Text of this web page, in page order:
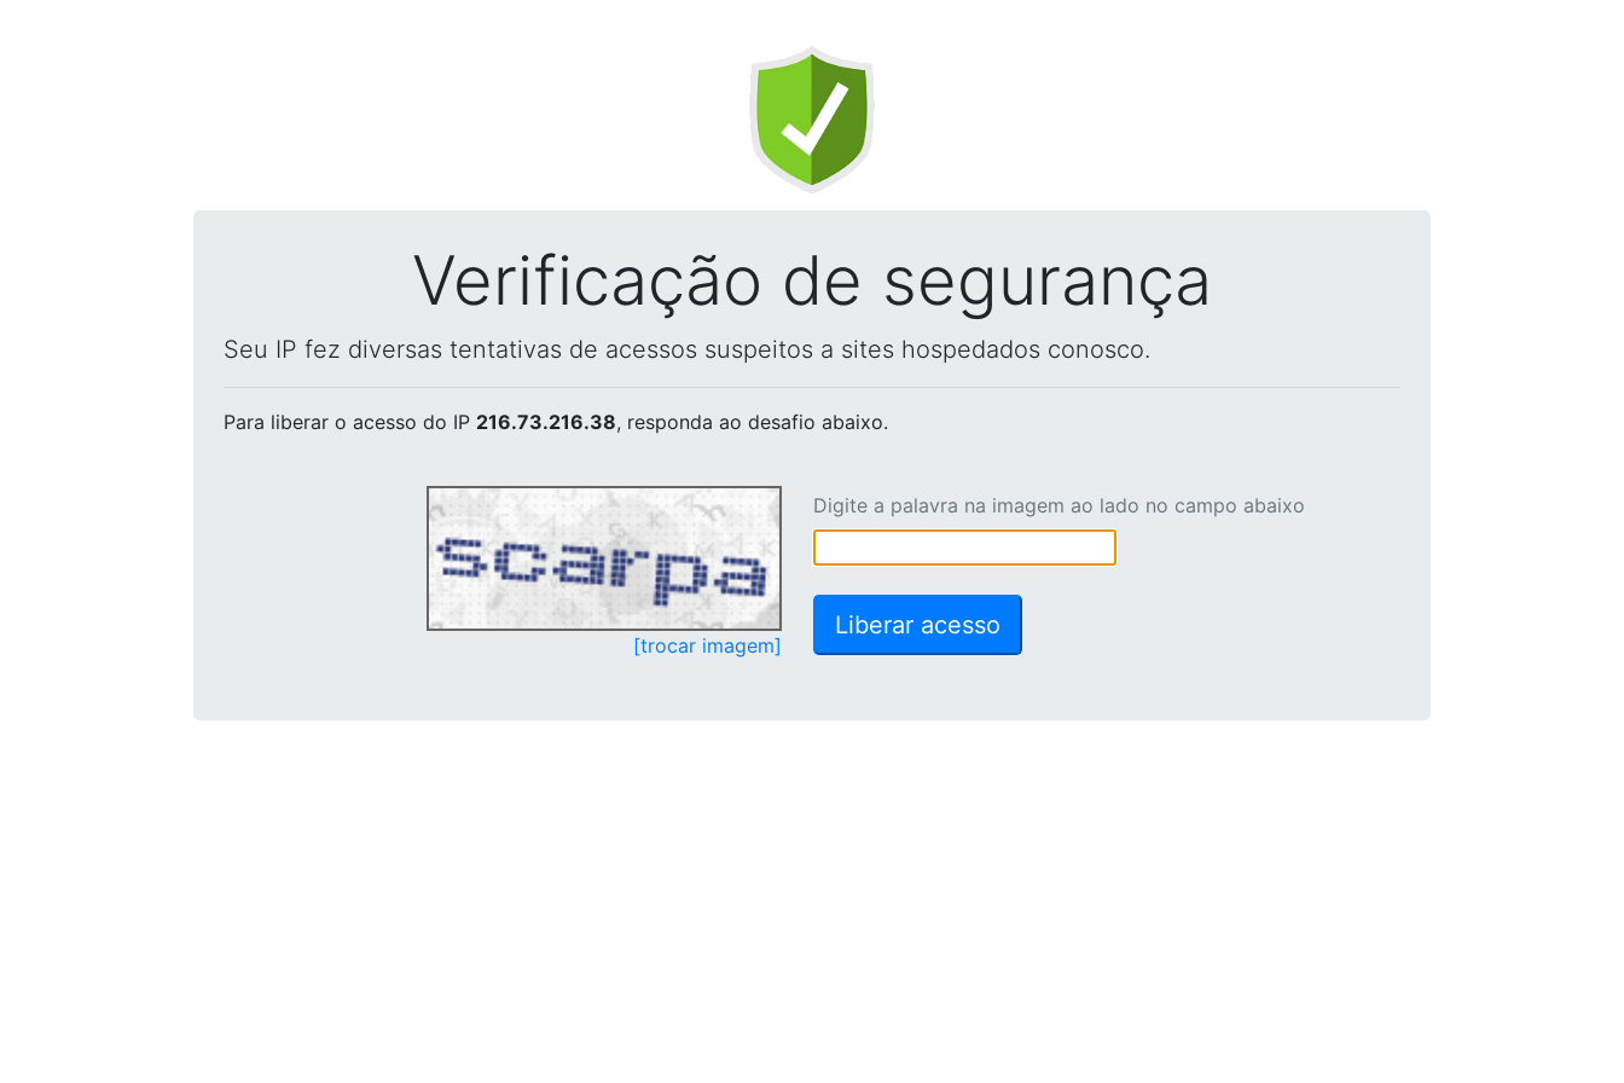
Verificação de segurança
Seu IP fez diversas tentativas de acessos suspeitos a sites hospedados conosco.
Para liberar o acesso do IP 216.73.216.38, responda ao desafio abaixo.
[trocar imagem]
Digite a palavra na imagem ao lado no campo abaixo